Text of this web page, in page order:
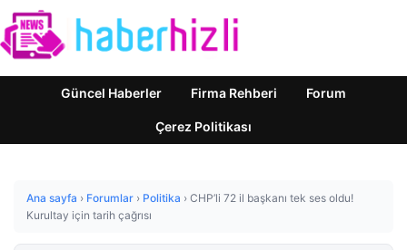
Güncel Haberler Firma Rehberi Forum
Çerez Politikası
Ana sayfa › Forumlar › Politika › CHP’li 72 il başkanı tek ses oldu!
Kurultay için tarih çağrısı